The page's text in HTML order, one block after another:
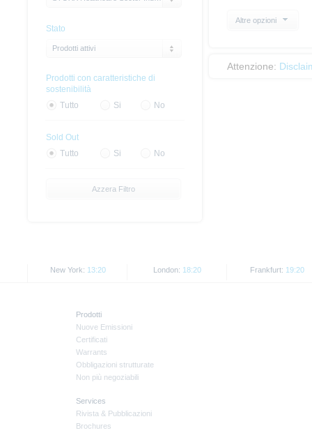
Altre opzioni
Attenzione:
Stato
Prodotti attivi
Prodotti con caratteristiche di
sostenibilità
Tutto
Si No
Sold Out
Tutto
Si No
Azzera Filtro
New York: 13:20 London: 18:20 Frankfurt: 19:20
Prodotti
Nuove Emissioni
Certificati
Warrants
Obbligazioni strutturate
Non più negoziabili
Services
Rivista & Pubblicazioni
Brochures